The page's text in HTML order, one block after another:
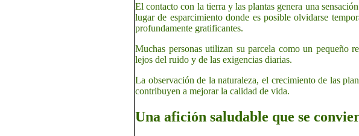
El contacto con la tierra y las plantas genera una
lugar de esparcimiento donde es posible olvidarse
profundamente gratificantes.
Muchas personas utilizan su parcela como un pequeño
lejos del ruido y de las exigencias diarias.
La observación de la naturaleza, el crecimiento de las
contribuyen a mejorar la calidad de vida.
Una afición saludable que se